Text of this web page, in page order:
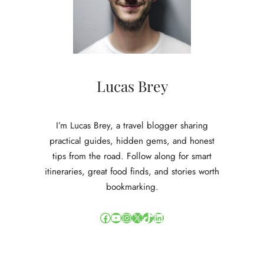
Lucas Brey
I’m Lucas Brey, a travel blogger sharing
practical guides, hidden gems, and honest
tips from the road. Follow along for smart
itineraries, great food finds, and stories worth
bookmarking.
Facebook YouTube InstagramX TikTok LinkedIn